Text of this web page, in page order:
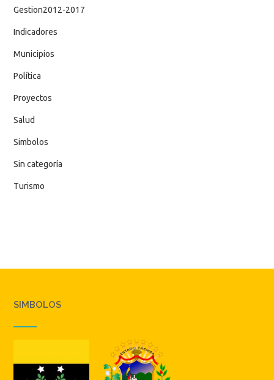
Gestion2012-2017
Indicadores
Municipios
Política
Proyectos
Salud
Simbolos
Sin categoría
Turismo
SIMBOLOS